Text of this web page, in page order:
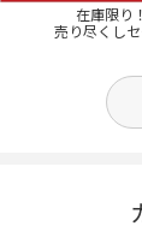
在庫限り！
売り尽くし